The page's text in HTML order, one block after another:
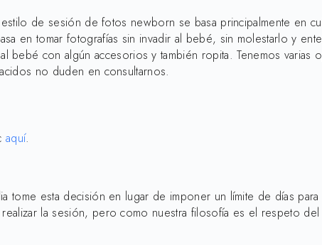
de sesión de fotos newborn se basa principalmente en
en tomar fotografías sin invadir al bebé, sin molestarlo y
bebé con algún accesorios y también ropita. Tenemos varias
no duden en consultarnos.
aquí.
tome esta decisión en lugar de imponer un límite de días
la sesión, pero como nuestra filosofía es el respeto